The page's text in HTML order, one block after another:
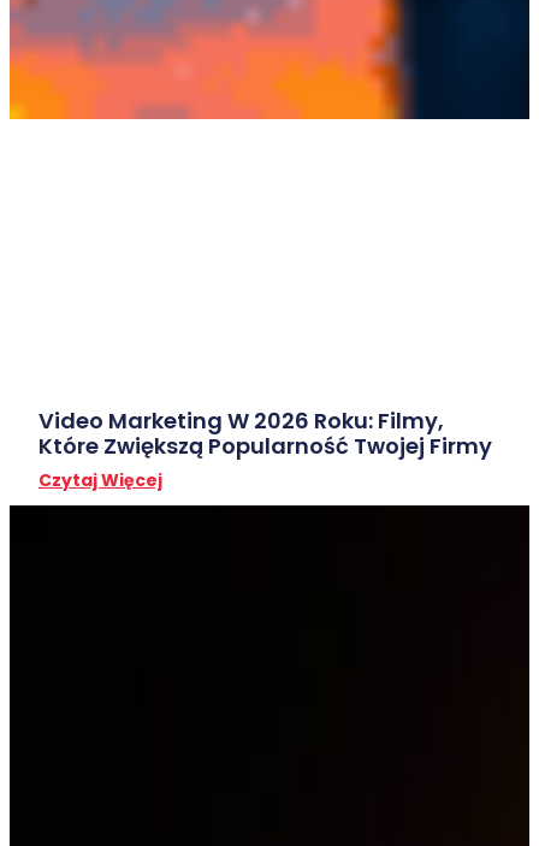
Video Marketing W 2026 Roku: Filmy,
Które Zwiększą Popularność Twojej Firmy
Czytaj Więcej